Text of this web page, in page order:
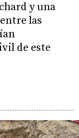
y una
las
de este